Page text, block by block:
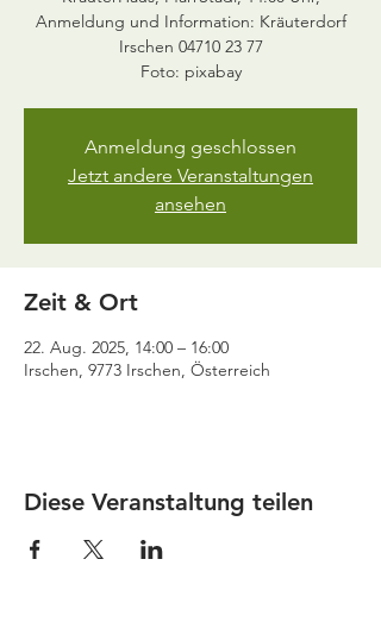
Anmeldung und Information: Kräuterdorf
Irschen 04710 23 77
Foto: pixabay
Anmeldung geschlossen
Jetzt andere Veranstaltungen
ansehen
Zeit & Ort
22. Aug. 2025, 14:00 – 16:00
Irschen, 9773 Irschen, Österreich
Diese Veranstaltung teilen